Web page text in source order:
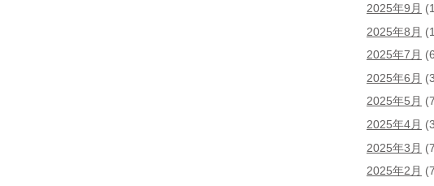
2025年9月
2025年8月
2025年7月
2025年6月
2025年5月
2025年4月
2025年3月
2025年2月